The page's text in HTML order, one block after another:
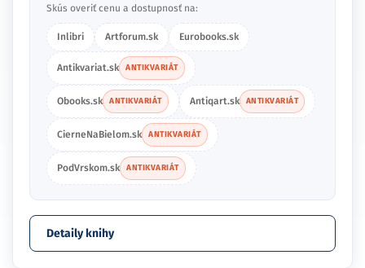
Skús overiť cenu a dostupnosť na:
Inlibri Artforum.sk Eurobooks.sk
Antikvariat.sk ANTIKVARIÁT
Obooks.sk ANTIKVARIÁT Antiqart.sk ANTIKVARIÁT
CierneNaBielom.sk ANTIKVARIÁT
PodVrskom.sk ANTIKVARIÁT
Detaily knihy